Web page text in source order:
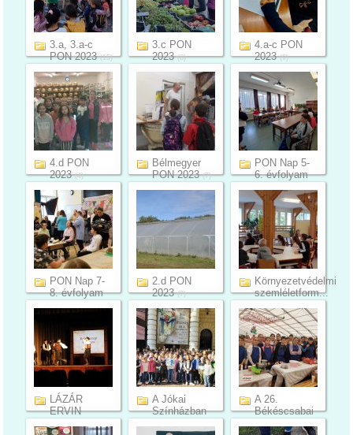
3.a, 3.a-c
PON 2023 (15)
3.c PON
2023 (8)
4.a-c PON
2023 (9)
4.d PON
2023 (4)
Bélmegyer
PON 2023 (7)
PON Nap 5-
6. évfolyam
PON Nap 7-
8. évfolyam
2.d PON
2023 (7)
Környezetvédelmi
szemléletform...
LÁZÁR
ERVIN
A Jókai
Színházban
A 26.
Békéscsabai